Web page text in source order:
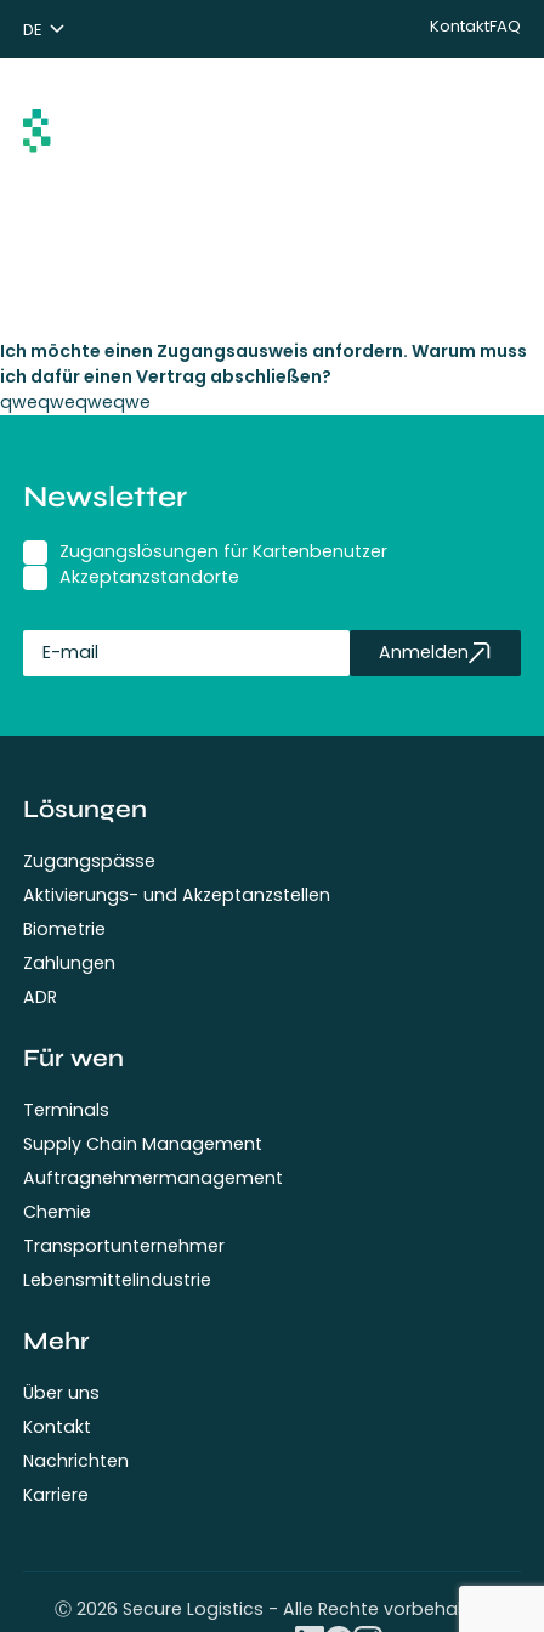
DE
NL
ENG
KontaktFAQ
Ich möchte einen Zugangsausweis anfordern. Warum muss
ich dafür einen Vertrag abschließen?
qweqweqweqwe
Newsletter
Zugangslösungen für Kartenbenutzer
Akzeptanzstandorte
Anmelden
Lösungen
Zugangspässe
Aktivierungs- und Akzeptanzstellen
Biometrie
Zahlungen
ADR
Für wen
Terminals
Supply Chain Management
Auftragnehmermanagement
Chemie
Transportunternehmer
Lebensmittelindustrie
Mehr
Über uns
Kontakt
Nachrichten
Karriere
Ⓒ 2026 Secure Logistics - Alle Rechte vorbehalten